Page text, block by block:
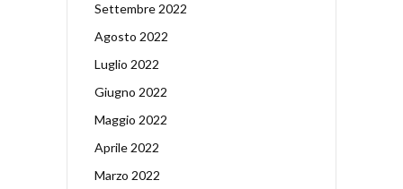
Settembre 2022
Agosto 2022
Luglio 2022
Giugno 2022
Maggio 2022
Aprile 2022
Marzo 2022